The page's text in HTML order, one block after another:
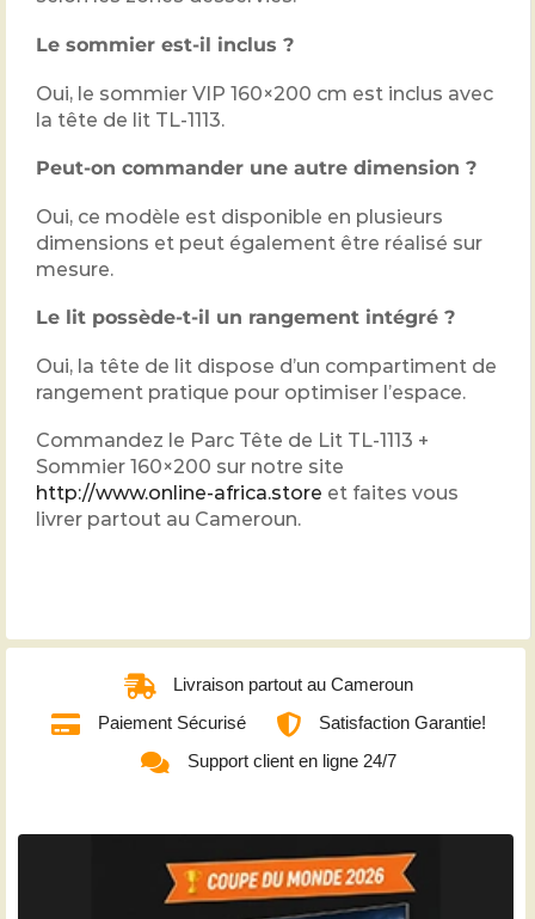
Le sommier est-il inclus ?
Oui, le sommier VIP 160×200 cm est inclus avec
la tête de lit TL-1113.
Peut-on commander une autre dimension ?
Oui, ce modèle est disponible en plusieurs
dimensions et peut également être réalisé sur
mesure.
Le lit possède-t-il un rangement intégré ?
Oui, la tête de lit dispose d’un compartiment de
rangement pratique pour optimiser l’espace.
Commandez le Parc Tête de Lit TL-1113 +
Sommier 160×200 sur notre site
http://www.online-africa.store et faites vous
livrer partout au Cameroun.
Livraison partout au Cameroun
Paiement Sécurisé
Satisfaction Garantie!
Support client en ligne 24/7